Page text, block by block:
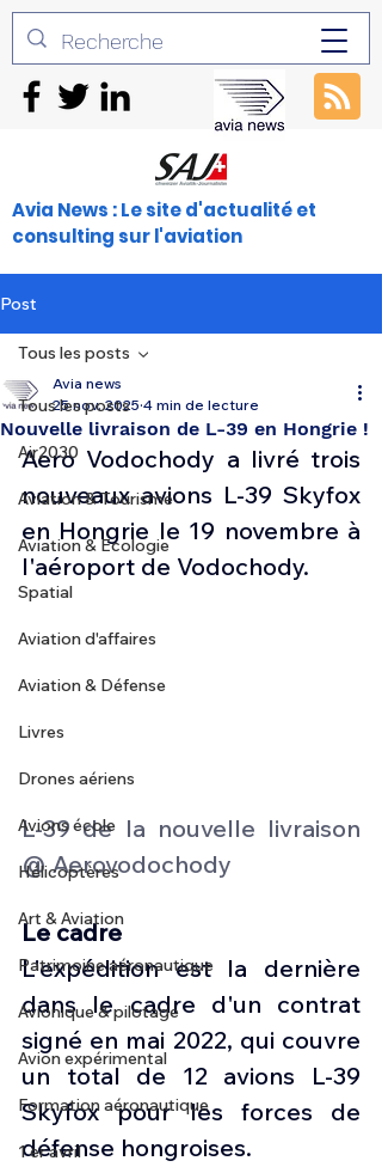
Avia News : Le site d'actualité et
consulting sur l'aviation
Post
Tous les posts
Air2030
Aviation & Tourisme
Aviation & Ecologie
Spatial
Aviation d'affaires
Aviation & Défense
Livres
Drones aériens
Avions école
Hélicoptères
Art & Aviation
Patrimoine aéronautique
Avionique & pilotage
Avion expérimental
Formation aéronautique
1 er avril
Tous les posts
Nouvelle livraison de L-39 en Hongrie !
Avia news
25 nov. 2025 4 min de lecture
Aero Vodochody a livré trois
nouveaux avions L-39 Skyfox
en Hongrie le 19 novembre à
l'aéroport de Vodochody.
L-39 de la nouvelle livraison
@ Aerovodochody
Le cadre
L'expédition est la dernière
dans le cadre d'un contrat
signé en mai 2022, qui couvre
un total de 12 avions L-39
Skyfox pour les forces de
défense hongroises.